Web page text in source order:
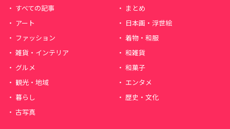
すべての記事
まとめ
アート
日本画・浮世絵
ファッション
着物・和服
雑貨・インテリア
和雑貨
グルメ
和菓子
観光・地域
エンタメ
暮らし
歴史・文化
古写真